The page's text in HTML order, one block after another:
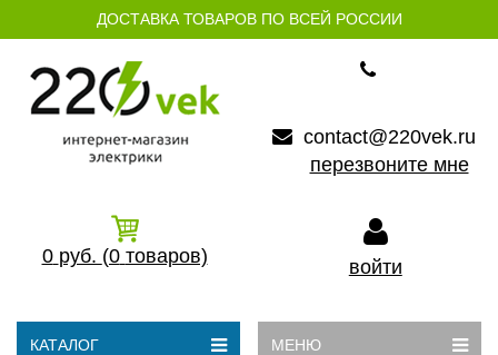
ДОСТАВКА ТОВАРОВ ПО ВСЕЙ РОССИИ
contact@220vek.ru
перезвоните мне
0 руб. (0 товаров) войти
КАТАЛОГ МЕНЮ